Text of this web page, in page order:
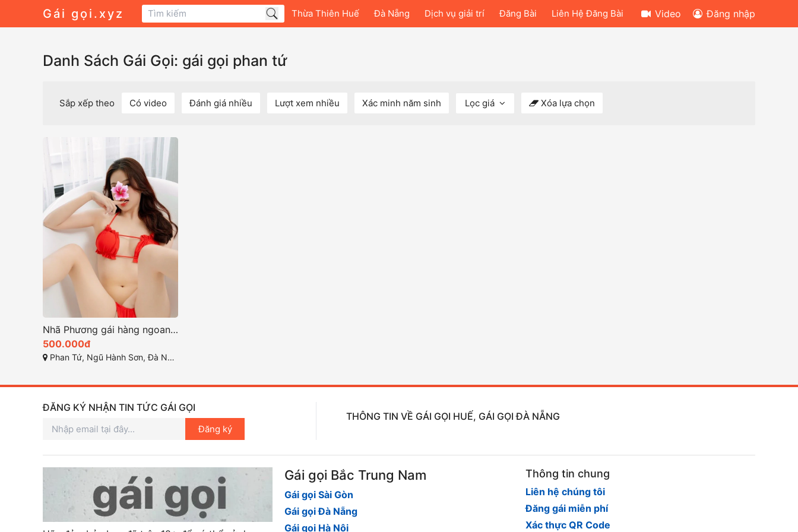
Gái gọi.xyz Thừa Thiên Huế Đà Nẵng Dịch vụ giải trí Đăng Bài Liên Hệ Đăng Bài Video Đăng nhập
Danh Sách Gái Gọi: gái gọi phan tứ
Sắp xếp theo Có video Đánh giá nhiều Lượt xem nhiều Xác minh năm sinh Lọc giá Xóa lựa chọn
Nhã Phương gái hàng ngoan xinh dâm nhất đà nẵng
500.000đ
Phan Tứ, Ngũ Hành Sơn, Đà Nẵng
ĐĂNG KÝ NHẬN TIN TỨC GÁI GỌI
Đăng ký
THÔNG TIN VỀ GÁI GỌI HUẾ, GÁI GỌI ĐÀ NẴNG
Gái gọi Bắc Trung Nam
Gái gọi Sài Gòn
Gái gọi Đà Nẵng
Gái gọi Hà Nội
Thông tin chung
Liên hệ chúng tôi
Đăng gái miễn phí
Xác thực QR Code